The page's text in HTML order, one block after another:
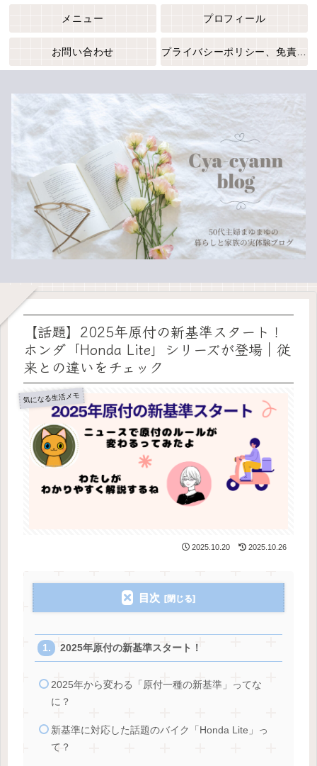
メニュー プロフィール
お問い合わせ
【話題】2025年原付の新基準スタート！
ホンダ「Honda Lite」シリーズが登場｜従
来との違いをチェック
気になる生活メモ
2025.10.20 2025.10.26
目次
2025年原付の新基準スタート！
2025年から変わる「原付一種の新基準」ってな
に？
新基準に対応した話題のバイク「Honda Lite」っ
て？